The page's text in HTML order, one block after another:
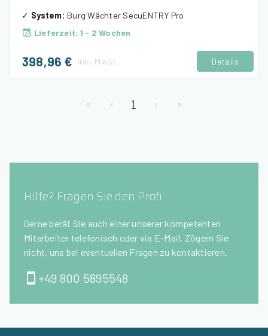
✓ System: Burg Wächter SecuENTRY Pro
Lieferzeit: 1 - 2 Wochen
398,96 € inkl. MwSt. Details
« ‹ 1 › »
Hilfe? Fragen Sie den Profi
Gerne berät Sie auch einer unserer kompetenten
Mitarbeiter telefonisch oder via E-Mail. Zögern Sie
nicht, uns bei eventuellen Fragen zu kontaktieren.
+49 800 5895548